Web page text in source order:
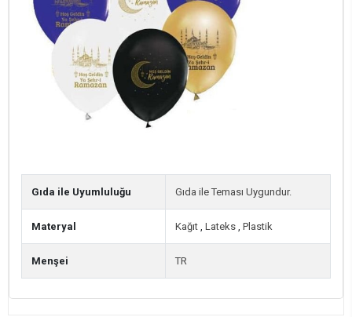
Gıda ile Uyumluluğu Gıda ile Teması Uygundur.
Materyal Kağıt , Lateks , Plastik
Menşei TR